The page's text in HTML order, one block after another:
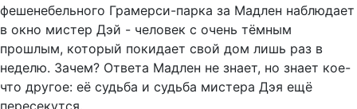
фешенебельного Грамерси-парка за Мадлен наблюдает
в окно мистер Дэй - человек с очень тёмным
прошлым, который покидает свой дом лишь раз в
неделю. Зачем? Ответа Мадлен не знает, но знает кое-
что другое: её судьба и судьба мистера Дэя ещё
пересекутся.